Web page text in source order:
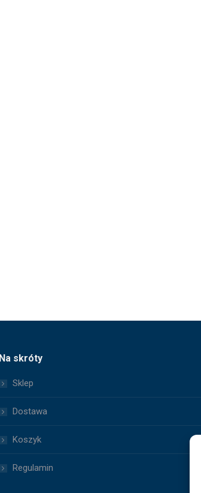
Na skróty
Sklep
Dostawa
Koszyk
Regulamin